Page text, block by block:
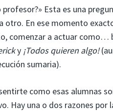
profesor?» Esta es una
otro. En ese momento
comenzar a actuar como…
y ¡Todos quieren algo!
sumaria).
como esas alumnas
Hay una o dos razones por